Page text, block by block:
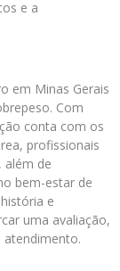
e a
em Minas Gerais
Com
conta com os
profissionais
além de
bem-estar de
e
uma avaliação,